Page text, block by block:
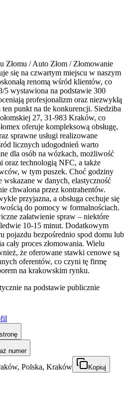
Złomu / Auto Złom / Złomowanie
się na czwartym miejscu w naszym
renomą wśród klientów, co
5 wystawiona na podstawie 300
profesjonalizm oraz niezwykłą
punkt na tle konkurencji. Siedziba
27, 31-983 Kraków, co
oferuje kompleksową obsługę,
sprawne usługi realizowane
licznych udogodnień warto
dla osób na wózkach, możliwość
oraz technologią NFC, a także
w tym puszek. Choć godziny
wskazane w danych, elastyczność
chwalona przez kontrahentów.
przyjazna, a obsługa cechuje się
do pomocy w formalnościach.
załatwienie spraw – niektóre
10-15 minut. Dodatkowym
pojazdu bezpośrednio spod domu lub
cały proces złomowania. Wielu
że oferowane stawki cenowe są
oferentów, co czyni tę firmę
na krakowskim rynku.
na podstawie publicznie
numer
Polska, Kraków Kopiuj